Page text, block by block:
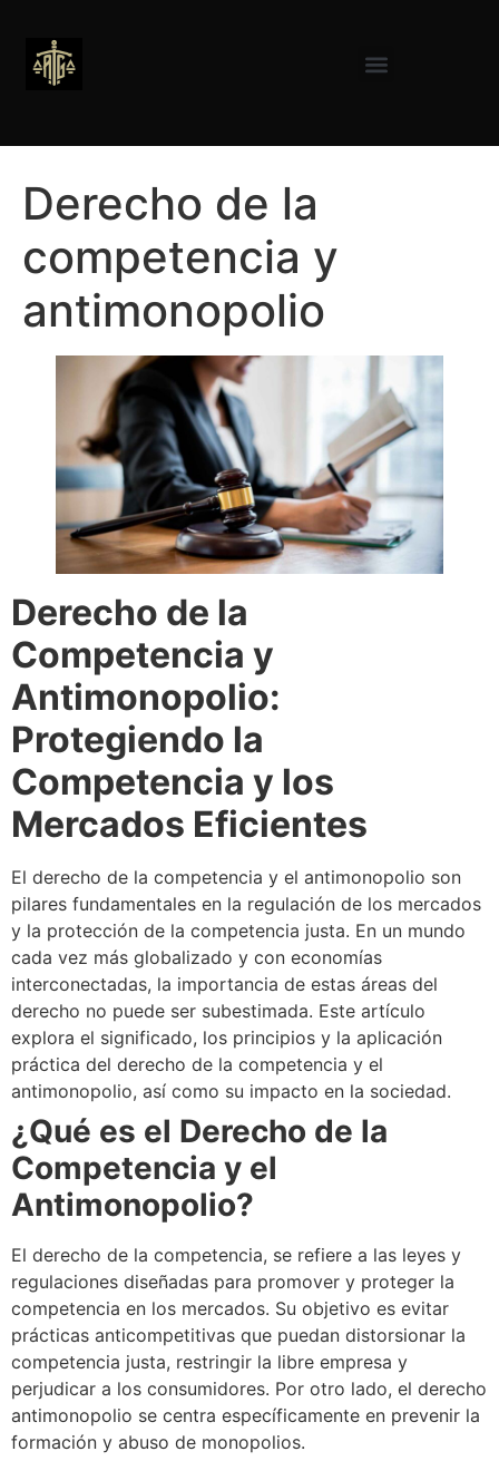
Derecho de la
competencia y
antimonopolio
Derecho de la
Competencia y
Antimonopolio:
Protegiendo la
Competencia y los
Mercados Eficientes
El derecho de la competencia y el antimonopolio son
pilares fundamentales en la regulación de los mercados
y la protección de la competencia justa. En un mundo
cada vez más globalizado y con economías
interconectadas, la importancia de estas áreas del
derecho no puede ser subestimada. Este artículo
explora el significado, los principios y la aplicación
práctica del derecho de la competencia y el
antimonopolio, así como su impacto en la sociedad.
¿Qué es el Derecho de la
Competencia y el
Antimonopolio?
El derecho de la competencia, se refiere a las leyes y
regulaciones diseñadas para promover y proteger la
competencia en los mercados. Su objetivo es evitar
prácticas anticompetitivas que puedan distorsionar la
competencia justa, restringir la libre empresa y
perjudicar a los consumidores. Por otro lado, el derecho
antimonopolio se centra específicamente en prevenir la
formación y abuso de monopolios.